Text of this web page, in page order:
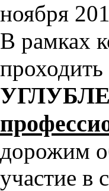
ноября
В рамках
проходить
дорожим
участие в